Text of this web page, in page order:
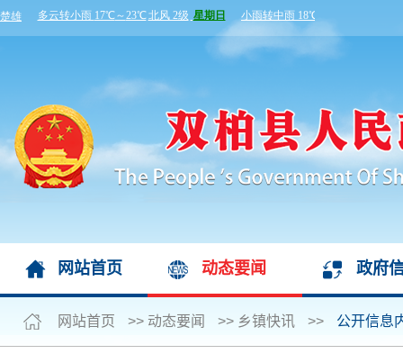
网站首页 动态要闻 政府
网站首页 >> 动态要闻 >> 乡镇快讯 >> 公开信息